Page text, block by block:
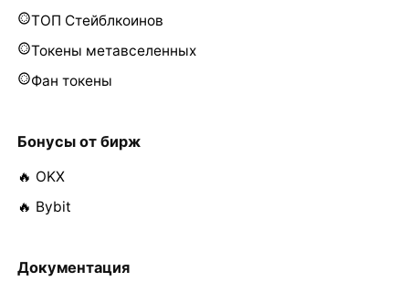
ТОП Стейблкоинов
Токены метавселенных
Фан токены
Бонусы от бирж
🔥 OKX
🔥 Bybit
Документация